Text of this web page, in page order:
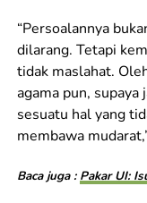
“Persoalannya
dilarang. Tetapi
tidak maslahat.
agama pun, supaya
sesuatu hal yang
membawa
Baca juga : Pakar UI: